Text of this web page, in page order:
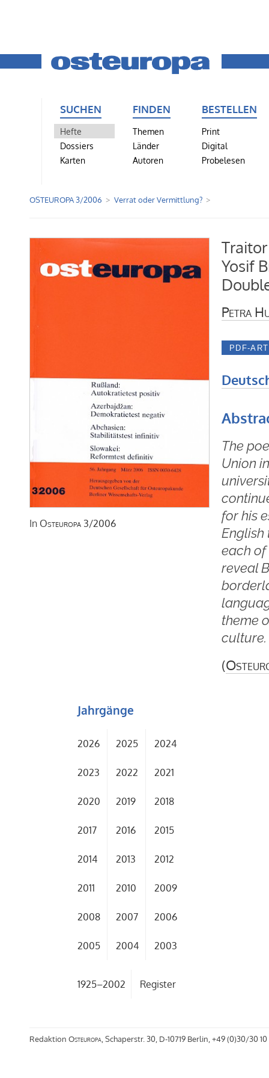
SUCHEN
Hefte
Dossiers
Karten
FINDEN
Themen
Länder
Autoren
BESTELLEN
Print
Digital
Probelesen
OSTEUROPA 3/2006 Verrat oder Vermittlung?
In Osteuropa 3/2006
Yosif
Petra
The
Union
for his
English
each of
reveal
theme
culture.
(
Jahrgänge
2026 2025 2024
2023 2022 2021
2020 2019 2018
2017 2016 2015
2014 2013 2012
2011 2010 2009
2008 2007 2006
2005 2004 2003
1925–2002 Register
Redaktion Osteuropa, Schaperstr. 30, D-10719 Berlin, +49 (0)30/30